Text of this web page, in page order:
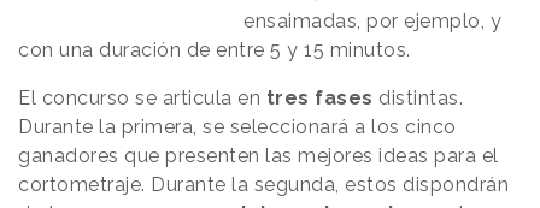
ensaimadas, por ejemplo, y
con una duración de entre 5 y 15 minutos.
El concurso se articula en tres fases distintas.
Durante la primera, se seleccionará a los cinco
ganadores que presenten las mejores ideas para el
cortometraje. Durante la segunda, estos dispondrán